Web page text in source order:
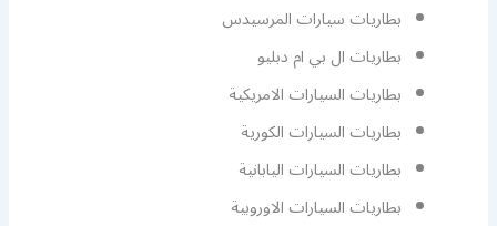
بطاريات سيارات المرسيدس
بطاريات ال بي ام دبليو
بطاريات السيارات الامريكية
بطاريات السيارات الكورية
بطاريات السيارات اليابانية
بطاريات السيارات الاوروبية